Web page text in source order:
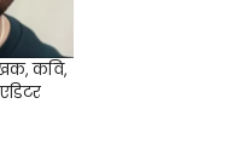
कवि,